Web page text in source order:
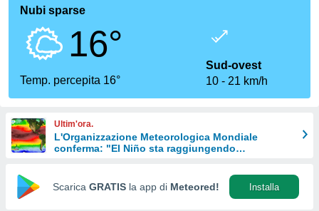
per
le
di
Web
Nubi sparse
16°
Temp. percepita 16°
Sud-ovest
10
21 km/h
Ultim'ora.
L'Organizzazione Meteorologica Mondiale
conferma: "El Niño sta raggiungendo
Scarica GRATIS la app di Meteored! Installa